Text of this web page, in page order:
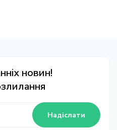
новин!
Надіслати